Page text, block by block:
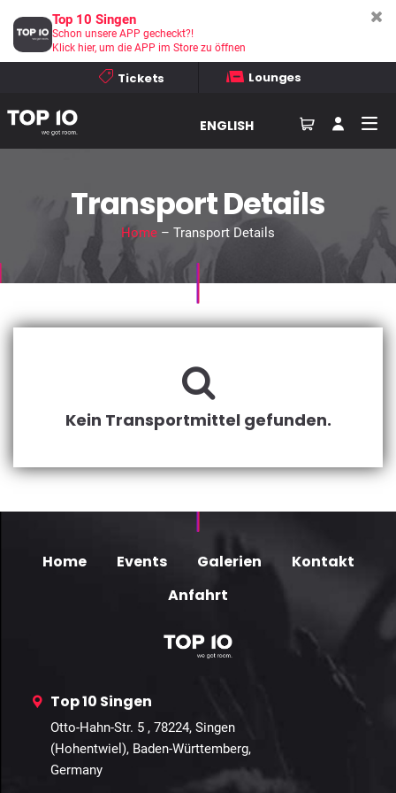
Tickets Lounges
ENGLISH
Transport Details
Home– Transport Details
Kein Transportmittel gefunden.
Home Events Galerien
Kontakt
Anfahrt
Top 10 Singen
Otto-Hahn-Str. 5 , 78224, Singen
(Hohentwiel), Baden-Württemberg,
Germany
Top 10 Singen
Schon unsere APP gecheckt?!
Klick hier, um die APP im Store zu öffnen